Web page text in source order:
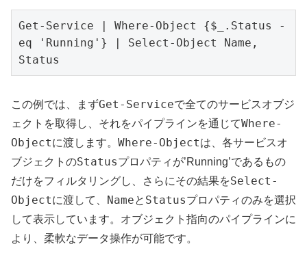
Get-Service | Where-Object {$_.Status -
eq 'Running'} | Select-Object Name,
Status
この例では、まずGet-Serviceで全てのサービスオブジ
ェクトを取得し、それをパイプラインを通じてWhere-
Objectに渡します。 Where-Objectは、各サービスオ
ブジェクトのStatusプロパティが’Running’であるもの
だけをフィルタリングし、さらにその結果をSelect-
Objectに渡して、 Nameと Statusプロパティのみを選択
して表示しています。オブジェクト指向のパイプラインに
より、柔軟なデータ操作が可能です。